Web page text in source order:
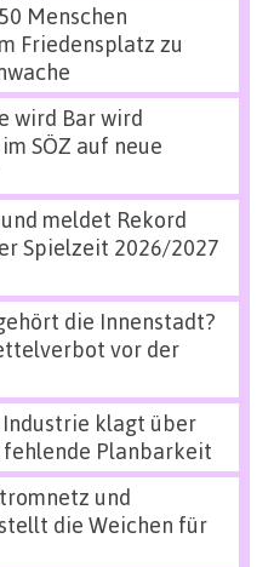
Menschen
Friedensplatz zu
wird Bar wird
SÖZ auf neue
meldet Rekord
Spielzeit 2026/2027
die Innenstadt?
vor der
Industrie klagt über
fehlende Planbarkeit
und
die Weichen für